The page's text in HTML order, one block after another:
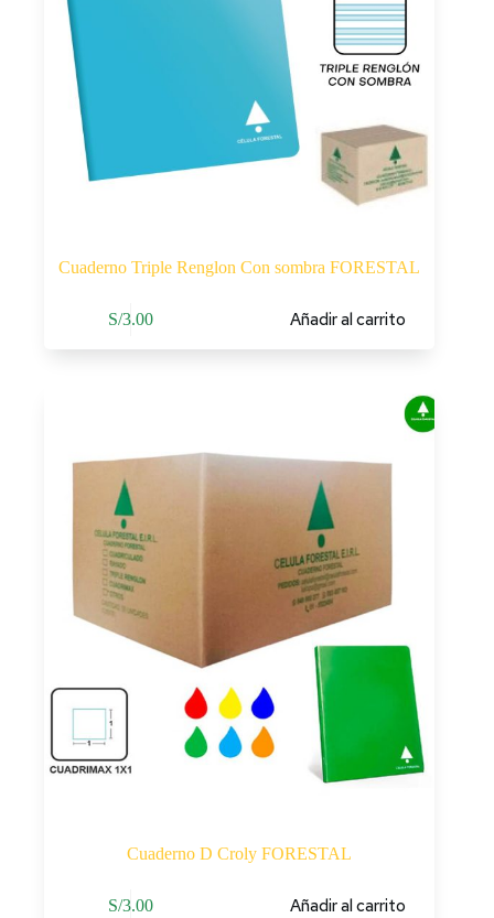
Cuaderno Triple Renglon Con sombra FORESTAL
S/3.00 Añadir al carrito
Cuaderno D Croly FORESTAL
S/3.00 Añadir al carrito